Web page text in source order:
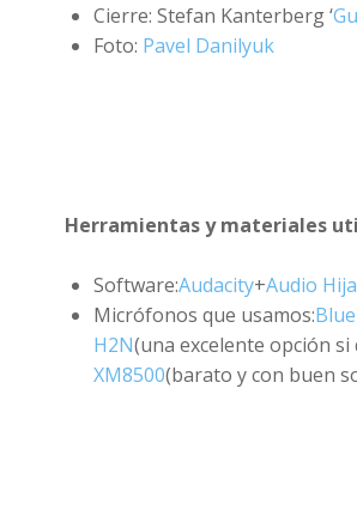
Cierre: Stefan Kanterberg ‘
Foto: Pavel Danilyuk
Herramientas y materiales
Software:Audacity+Audio
Micrófonos que usamos:
H2N(una excelente opción
XM8500(barato y con buen